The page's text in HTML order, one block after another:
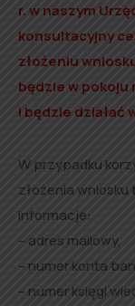
r. w naszym
konsultacyjny
złożeniu
będzie w pokoju
i będzie działać
W przypadku
złożenia
informacje:
– adres mailowy,
– numer konta
– numer księgi